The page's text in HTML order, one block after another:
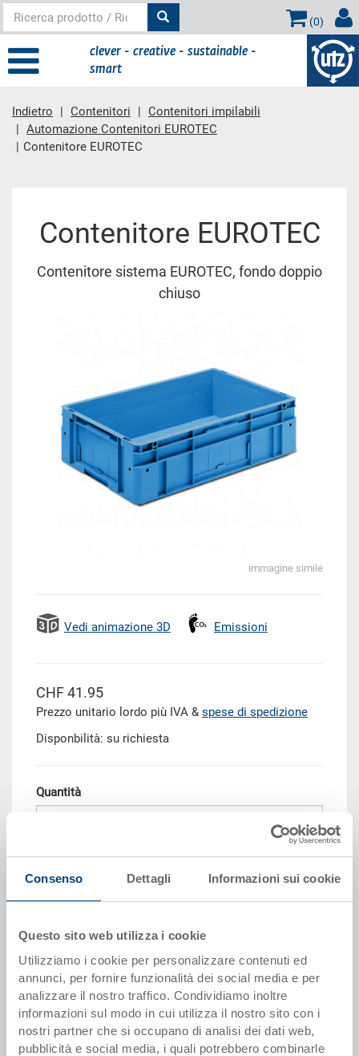
Consenso Dettagli Informazioni sui cookie
Questo sito web utilizza i cookie
Utilizziamo i cookie per personalizzare contenuti ed
annunci, per fornire funzionalità dei social media e per
analizzare il nostro traffico. Condividiamo inoltre
informazioni sul modo in cui utilizza il nostro sito con i
nostri partner che si occupano di analisi dei dati web,
pubblicità e social media, i quali potrebbero combinarle
(0)
clever - creative - sustainable -
smart
Indietro Contenitori
Contenitori impilabili
Automazione Contenitori EUROTEC
Contenitore EUROTEC
Contenitore EUROTEC
Contenitore sistema EUROTEC, fondo doppio
chiuso
immagine simile
Vedi animazione 3D Emissioni
CHF 41.95
Prezzo unitario lordo più IVA & spese di spedizione
Disponbilità: su richiesta
Quantità
Aggiungere al carrello
Quantità minima ordine: 250 pezzi
da 250 pezzi CHF 27.25
I scaglioni di quantità corrispondono alle unità di imballaggio.
Dati articolo